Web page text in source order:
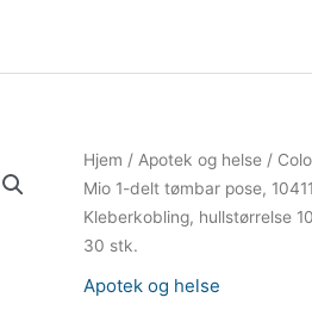
Hjem / Apotek og helse/
Mio 1-delt tømbar pose,
Kleberkobling, hullstørrelse
30 stk.
Apotek og helse